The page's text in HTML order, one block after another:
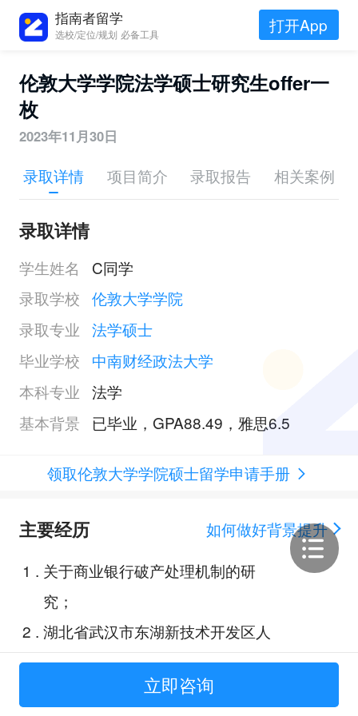
指南者留学
选校/定位/规划 必备工具 打开App
伦敦大学学院法学硕士研究生offer一
枚
2023年11月30日
录取详情 项目简介 录取报告 相关案例
录取详情
学生姓名
C同学
录取学校 伦敦大学学院
录取专业 法学硕士
毕业学校
中南财经政法大学
本科专业 法学
基本背景
已毕业，GPA88.49，雅思6.5
领取伦敦大学学院硕士留学申请手册
主要经历
如何做好背景提升
1 . 关于商业银行破产处理机制的研
究；
2 . 湖北省武汉市东湖新技术开发区人
民法院执行局法官助理实习生；
关于英国衡平法的研究；
立即咨询